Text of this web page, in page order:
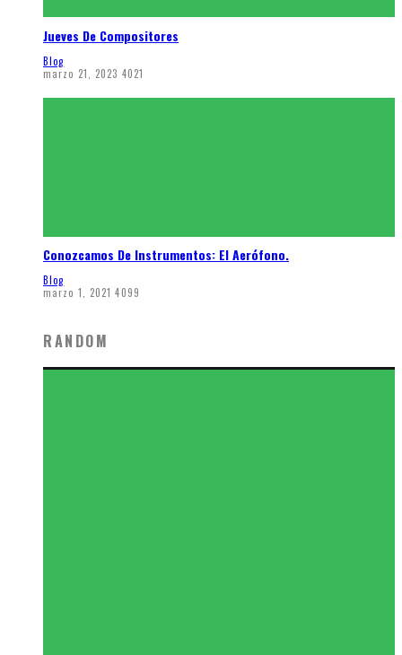
Jueves De Compositores
Blog
marzo 21, 2023 4021
Conozcamos De Instrumentos: El Aerófono.
Blog
marzo 1, 2021 4099
RANDOM